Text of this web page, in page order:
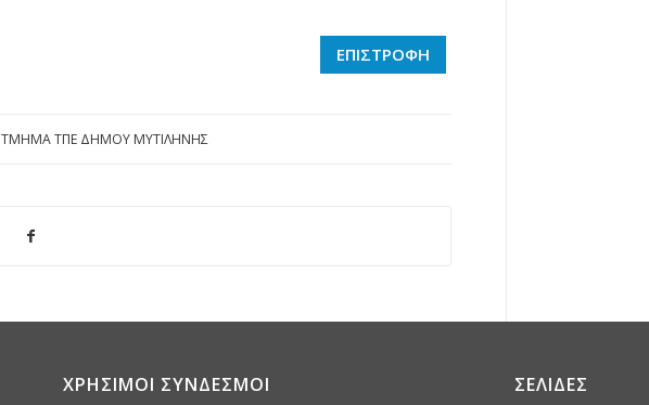
ΕΠΙΣΤΡΟΦΗ
ΤΜΗΜΑ ΤΠΕ ΔΗΜΟΥ ΜΥΤΙΛΗΝΗΣ
ΧΡΗΣΙΜΟΙ ΣΥΝΔΕΣΜΟΙ ΣΕΛΙΔΕΣ